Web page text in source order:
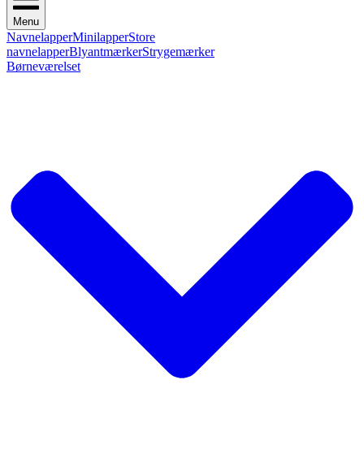
Menu
NavnelapperMinilapperStore
navnelapperBlyantmærkerStrygemærker
Børneværelset